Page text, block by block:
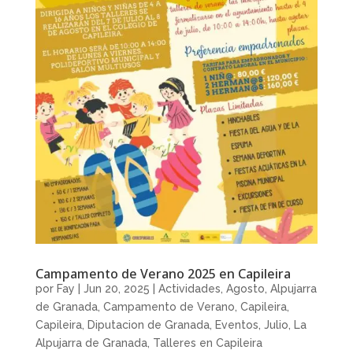
Campamento de Verano 2025 en Capileira
por Fay Jun 20, 2025 Actividades Agosto Alpujarra
de Granada, Campamento de Verano Capileira,
Capileira, Diputacion de Granada, Eventos Julio
La
Alpujarra de Granada, Talleres en Capileira